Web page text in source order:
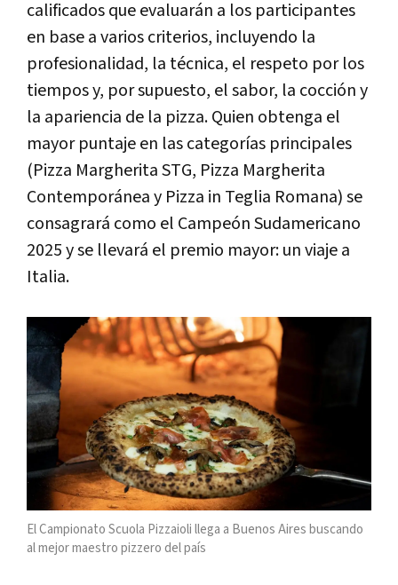
calificados que evaluarán a los participantes
en base a varios criterios, incluyendo la
profesionalidad, la técnica, el respeto por los
tiempos y, por supuesto, el sabor, la cocción y
la apariencia de la pizza. Quien obtenga el
mayor puntaje en las categorías principales
(Pizza Margherita STG, Pizza Margherita
Contemporánea y Pizza in Teglia Romana) se
consagrará como el Campeón Sudamericano
2025 y se llevará el premio mayor: un viaje a
Italia.
El Campionato Scuola Pizzaioli llega a Buenos Aires buscando
al mejor maestro pizzero del país